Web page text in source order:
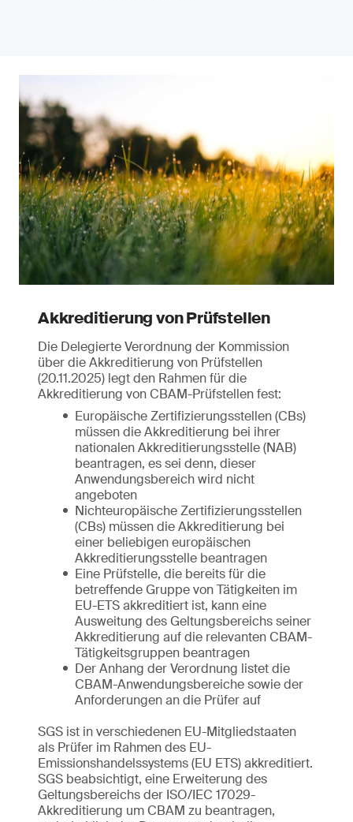
Akkreditierung von Prüfstellen
Die Delegierte Verordnung der Kommission
über die Akkreditierung von Prüfstellen
(20.11.2025) legt den Rahmen für die
Akkreditierung von CBAM-Prüfstellen fest:
Europäische Zertifizierungsstellen (CBs)
müssen die Akkreditierung bei ihrer
nationalen Akkreditierungsstelle (NAB)
beantragen, es sei denn, dieser
Anwendungsbereich wird nicht
angeboten
Nichteuropäische Zertifizierungsstellen
(CBs) müssen die Akkreditierung bei
einer beliebigen europäischen
Akkreditierungsstelle beantragen
Eine Prüfstelle, die bereits für die
betreffende Gruppe von Tätigkeiten im
EU-ETS akkreditiert ist, kann eine
Ausweitung des Geltungsbereichs seiner
Akkreditierung auf die relevanten CBAM-
Tätigkeitsgruppen beantragen
Der Anhang der Verordnung listet die
CBAM-Anwendungsbereiche sowie der
Anforderungen an die Prüfer auf
SGS ist in verschiedenen EU-Mitgliedstaaten
als Prüfer im Rahmen des EU-
Emissionshandelssystems (EU ETS) akkreditiert.
SGS beabsichtigt, eine Erweiterung des
Geltungsbereichs der ISO/IEC 17029-
Akkreditierung um CBAM zu beantragen,